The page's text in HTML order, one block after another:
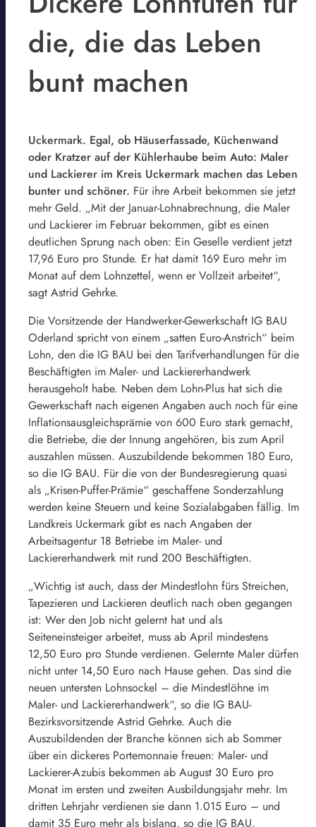
die, die das Leben
bunt machen
Uckermark. Egal, ob Häuserfassade, Küchenwand
oder Kratzer auf der Kühlerhaube beim Auto: Maler
und Lackierer im Kreis Uckermark machen das Leben
bunter und schöner. Für ihre Arbeit bekommen sie jetzt
mehr Geld. „Mit der Januar-Lohnabrechnung, die Maler
und Lackierer im Februar bekommen, gibt es einen
deutlichen Sprung nach oben: Ein Geselle verdient jetzt
17,96 Euro pro Stunde. Er hat damit 169 Euro mehr im
Monat auf dem Lohnzettel, wenn er Vollzeit arbeitet“,
sagt Astrid Gehrke.
Die Vorsitzende der Handwerker-Gewerkschaft IG BAU
Oderland spricht von einem „satten Euro-Anstrich“ beim
Lohn, den die IG BAU bei den Tarifverhandlungen für die
Beschäftigten im Maler- und Lackiererhandwerk
herausgeholt habe. Neben dem Lohn-Plus hat sich die
Gewerkschaft nach eigenen Angaben auch noch für eine
Inflationsausgleichsprämie von 600 Euro stark gemacht,
die Betriebe, die der Innung angehören, bis zum April
auszahlen müssen. Auszubildende bekommen 180 Euro,
so die IG BAU. Für die von der Bundesregierung quasi
als „Krisen-Puffer-Prämie“ geschaffene Sonderzahlung
werden keine Steuern und keine Sozialabgaben fällig. Im
Landkreis Uckermark gibt es nach Angaben der
Arbeitsagentur 18 Betriebe im Maler- und
Lackiererhandwerk mit rund 200 Beschäftigten.
„Wichtig ist auch, dass der Mindestlohn fürs Streichen,
Tapezieren und Lackieren deutlich nach oben gegangen
ist: Wer den Job nicht gelernt hat und als
Seiteneinsteiger arbeitet, muss ab April mindestens
12,50 Euro pro Stunde verdienen. Gelernte Maler dürfen
nicht unter 14,50 Euro nach Hause gehen. Das sind die
neuen untersten Lohnsockel – die Mindestlöhne im
Maler- und Lackiererhandwerk“, so die IG BAU-
Bezirksvorsitzende Astrid Gehrke. Auch die
Auszubildenden der Branche können sich ab Sommer
über ein dickeres Portemonnaie freuen: Maler- und
Lackierer-Azubis bekommen ab August 30 Euro pro
Monat im ersten und zweiten Ausbildungsjahr mehr. Im
dritten Lehrjahr verdienen sie dann 1.015 Euro – und
damit 35 Euro mehr als bislang, so die IG BAU.